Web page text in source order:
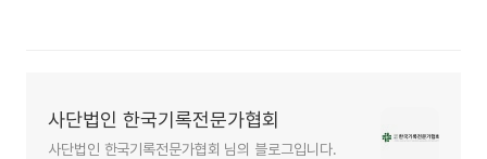
사단법인 한국기록전문가협회
사단법인 한국기록전문가협회 님의 블로그입니다.